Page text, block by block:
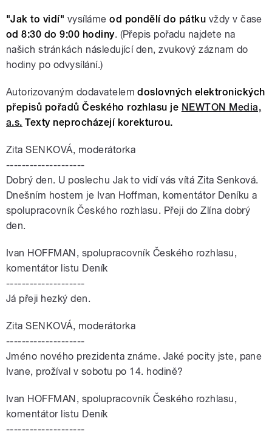
"Jak to vidí" vysílámeod pondělí do pátku vždy v čase
od 8:30 do 9:00 hodiny. (Přepis pořadu najdete na
našich stránkách následující den, zvukový záznam do
hodiny po odvysílání.)
Autorizovaným dodavatelem doslovných elektronických
přepisů pořadů Českého rozhlasu je NEWTON Media,
a.s. Texty neprocházejí korekturou.
Zita SENKOVÁ, moderátorka
--------------------
Dobrý den. U poslechu Jak to vidí vás vítá Zita Senková.
Dnešním hostem je Ivan Hoffman, komentátor Deníku a
spolupracovník Českého rozhlasu. Přeji do Zlína dobrý
den.
Ivan HOFFMAN, spolupracovník Českého rozhlasu,
komentátor listu Deník
--------------------
Já přeji hezký den.
Zita SENKOVÁ, moderátorka
--------------------
Jméno nového prezidenta známe. Jaké pocity jste, pane
Ivane, prožíval v sobotu po 14. hodině?
Ivan HOFFMAN, spolupracovník Českého rozhlasu,
komentátor listu Deník
--------------------